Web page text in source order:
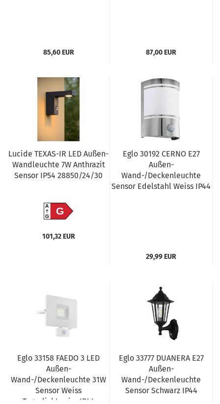
85,60 EUR 87,00 EUR
Lucide TEXAS-IR LED Außen-
Wandleuchte 7W Anthrazit
Sensor IP54 28850/24/30
A
GG
101,32 EUR
Eglo 30192 CERNO E27
Außen-
Wand-/Deckenleuchte
Sensor Edelstahl Weiss IP44
29,99 EUR
Eglo 33158 FAEDO 3 LED
Außen-
Wand-/Deckenleuchte 31W
Sensor Weiss
Tageslichtweiss IP44
Eglo 33777 DUANERA E27
Außen-
Wand-/Deckenleuchte
Sensor Schwarz IP44